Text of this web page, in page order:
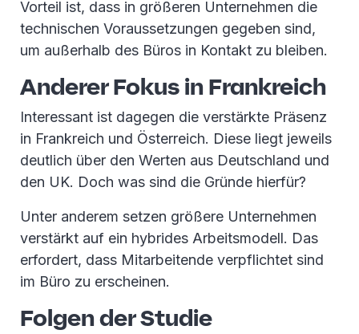
Vorteil ist, dass in größeren Unternehmen die
technischen Voraussetzungen gegeben sind,
um außerhalb des Büros in Kontakt zu bleiben.
Anderer Fokus in Frankreich
Interessant ist dagegen die verstärkte Präsenz
in Frankreich und Österreich. Diese liegt jeweils
deutlich über den Werten aus Deutschland und
den UK. Doch was sind die Gründe hierfür?
Unter anderem setzen größere Unternehmen
verstärkt auf ein hybrides Arbeitsmodell. Das
erfordert, dass Mitarbeitende verpflichtet sind
im Büro zu erscheinen.
Folgen der Studie